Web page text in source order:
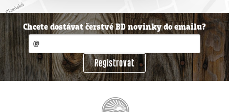
Chcete dostávat čerstvé BD novinky do emailu?
Registrovat